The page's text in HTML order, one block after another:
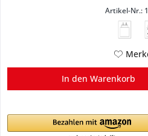
Artikel-Nr.:
In den Warenkorb